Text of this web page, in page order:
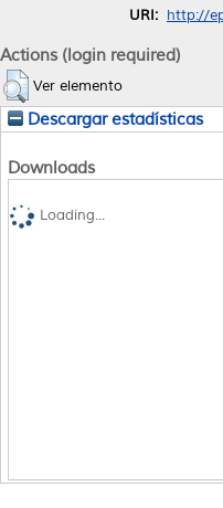
URI: http://
Actions (login required)
Ver elemento
Descargar estadísticas
Downloads
Loading...